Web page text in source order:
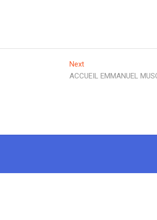
NextNext
post:
ACCUEIL EMMANUEL